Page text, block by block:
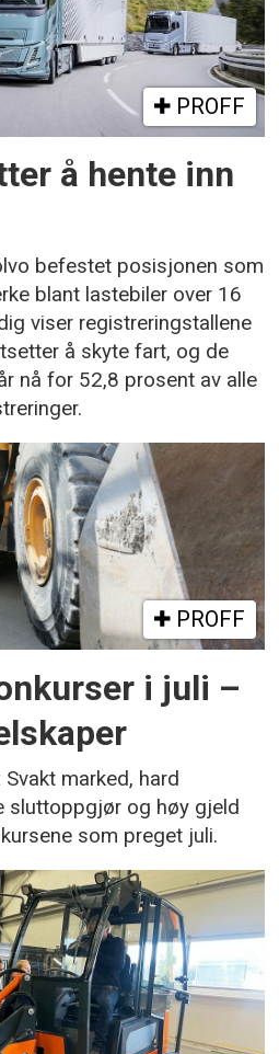
PROFF
å hente inn
befestet posisjonen som
blant lastebiler over 16
viser registreringstallene
å skyte fart, og de
nå for 52,8 prosent av alle
PROFF
i juli –
Svakt marked, hard
sluttoppgjør og høy gjeld
som preget juli.